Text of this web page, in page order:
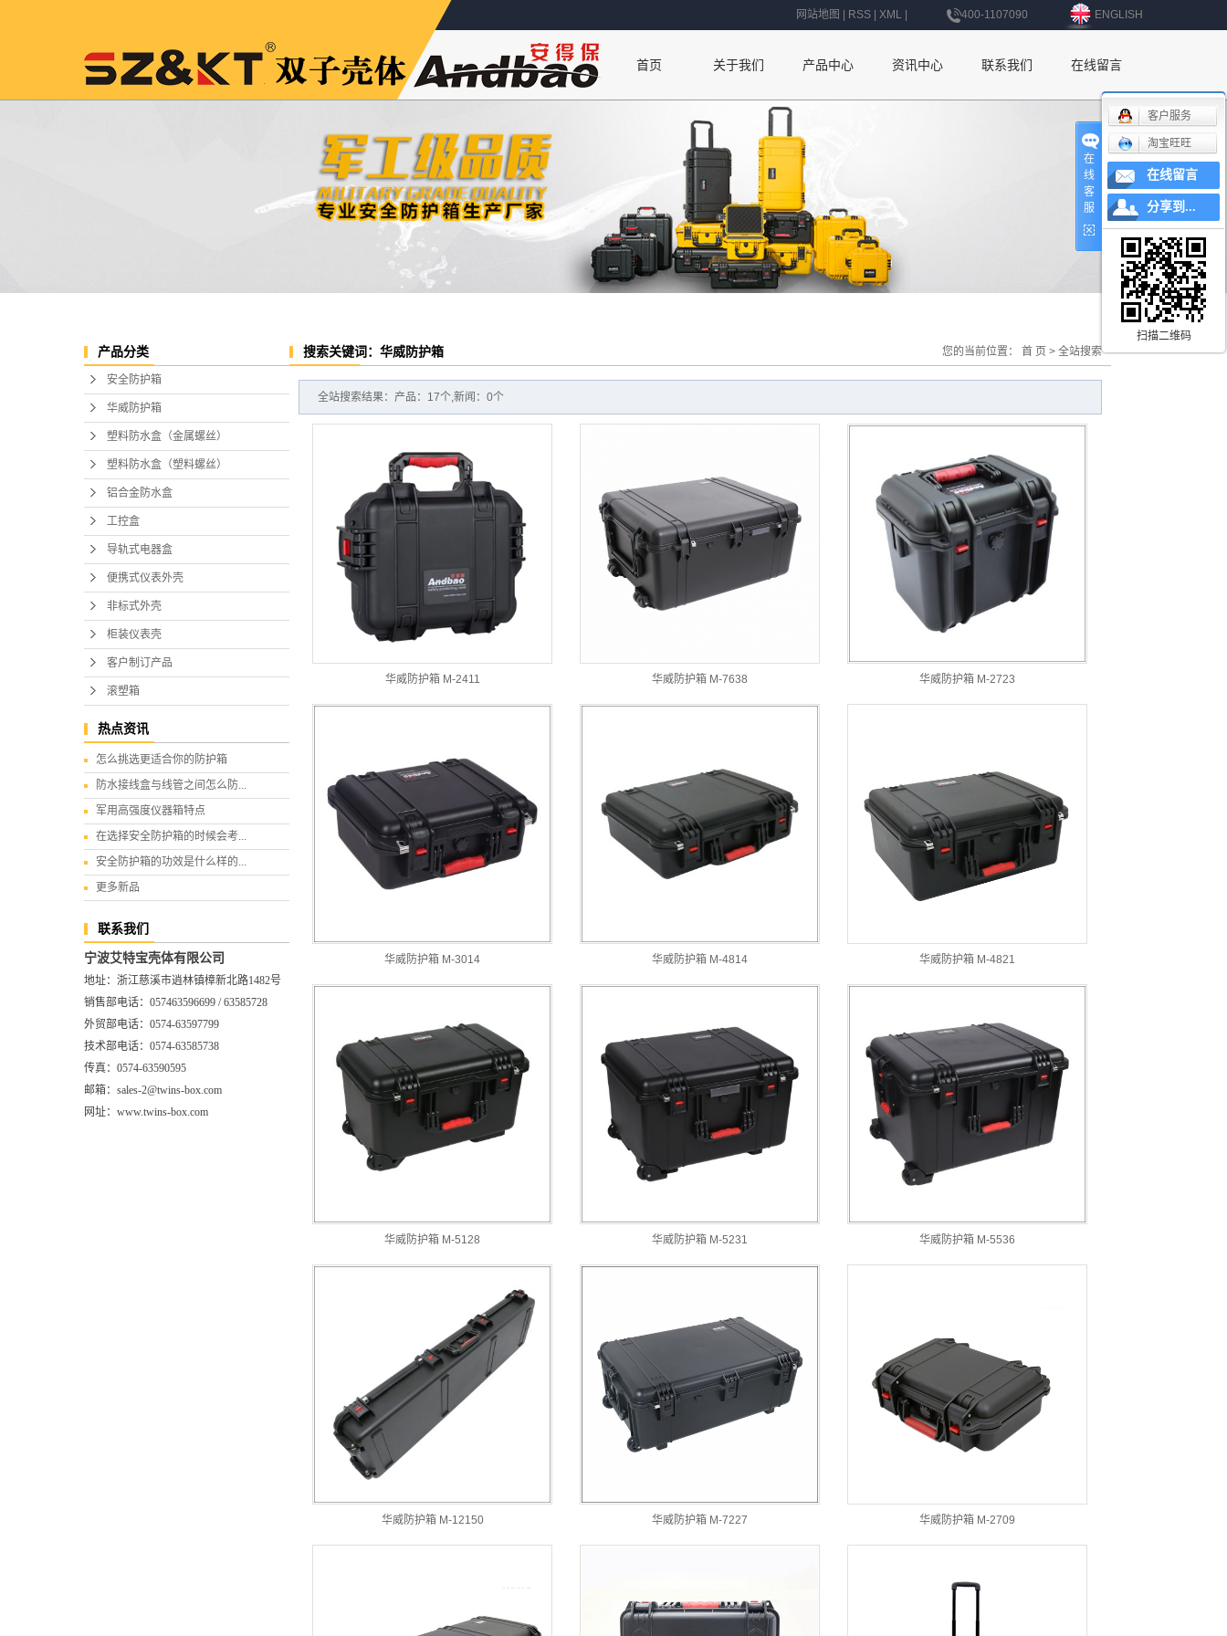
网站地图 RSS XML 400-1107090 ENGLISH
首页 关于我们
公司简介
厂房设备
荣誉资质
产品中心 资讯中心 联系我们
南京办事处
辽宁办事处
在线留言
产品分类
安全防护箱
华威防护箱
塑料防水盒（金属螺丝）
塑料防水盒（塑料螺丝）
铝合金防水盒
工控盒
导轨式电器盒
便携式仪表外壳
非标式外壳
柜装仪表壳
客户制订产品
滚塑箱
热点资讯
怎么挑选更适合你的防护箱
防水接线盒与线管之间怎么防...
军用高强度仪器箱特点
在选择安全防护箱的时候会考...
安全防护箱的功效是什么样的...
更多新品
联系我们
宁波艾特宝壳体有限公司
地址：浙江慈溪市逍林镇樟新北路1482号
销售部电话：057463596699 / 63585728
外贸部电话：0574-63597799
技术部电话：0574-63585738
传真：0574-63590595
邮箱：sales-2@twins-box.com
网址：www.twins-box.com
搜索关键词：华威防护箱 您的当前位置： 首 页 > 全站搜索
全站搜索结果：产品：17个,新闻：0个
华威防护箱 M-2411 华威防护箱 M-7638 华威防护箱 M-2723
华威防护箱 M-3014 华威防护箱 M-4814 华威防护箱 M-4821
华威防护箱 M-5128 华威防护箱 M-5231 华威防护箱 M-5536
华威防护箱 M-12150 华威防护箱 M-7227 华威防护箱 M-2709
在
线
客
服
客户服务
淘宝旺旺
在线留言
分享到...
扫描二维码